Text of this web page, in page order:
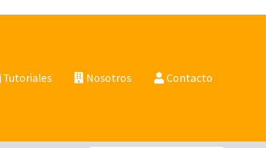
Tutoriales Nosotros Contacto